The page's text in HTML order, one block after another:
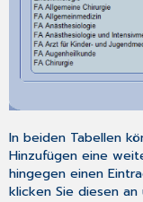
In beiden Tabellen
Hinzufügen eine
hingegen einen
klicken Sie diesen